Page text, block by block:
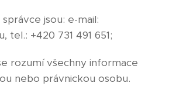
jsou: e-mail:
tel.: +420 731 491 651;
rozumí všechny informace
nebo právnickou osobu.